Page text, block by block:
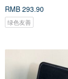
RMB 293.90
绿色友善